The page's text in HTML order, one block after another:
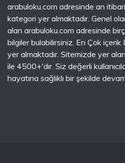
arabuloku.com adresinde an
kategori yer almaktadır. Genel
alan arabuloku.com adresinde
bilgiler bulabilirsiniz. En Çok içerik
yer almaktadır. Sitemizde yer
ile 4500+'dır. Siz değerli
hayatına sağlıklı bir şekilde